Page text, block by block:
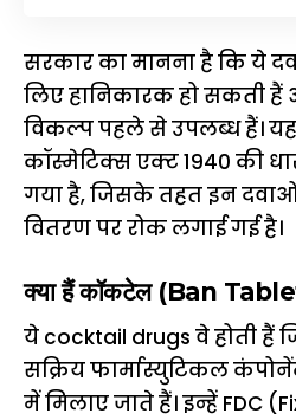
सरकार का मानना है कि ये
लिए हानिकारक हो सकती
विकल्प पहले से उपलब्ध हैं। यह
कॉस्मेटिक्स एक्ट 1940 की
गया है, जिसके तहत इन दवाओं
वितरण पर रोक लगाई गई है।
क्या हैं कॉकटेल (Ban
ये cocktail drugs वे होती हैं
सक्रिय फार्मास्युटिकल
में मिलाए जाते हैं। इन्हें FDC